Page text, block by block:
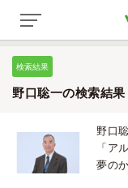
検索結果
野口聡一の検索結果
野口
「ア
夢の